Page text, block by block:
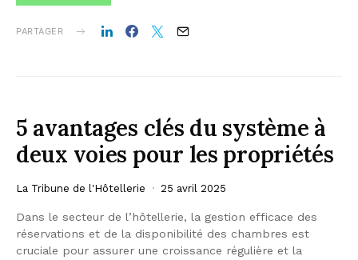
PARTAGER
5 avantages clés du système à
deux voies pour les propriétés
La Tribune de l'Hôtellerie 25 avril 2025
Dans le secteur de l’hôtellerie, la gestion efficace des
réservations et de la disponibilité des chambres est
cruciale pour assurer une croissance régulière et la